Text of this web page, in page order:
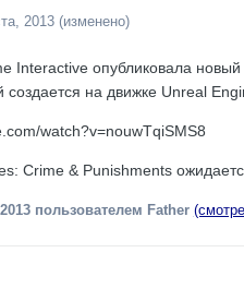
2013 (изменено)
Interactive опубликовала
создается на движке Unreal
watch?v=nouwTqiSMS8
Crime & Punishments
пользователем Father